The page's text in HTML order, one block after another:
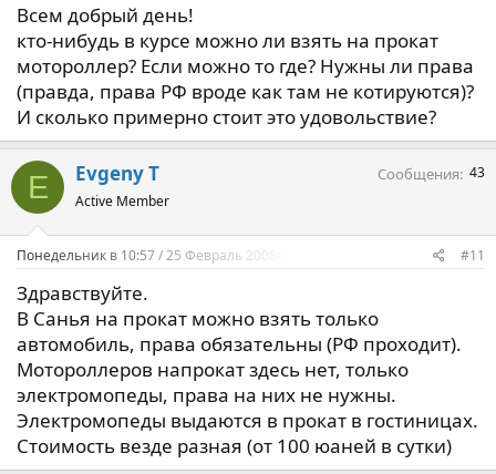
Всем добрый день!
кто-нибудь в курсе можно ли взять на прокат
мотороллер? Если можно то где? Нужны ли права
(правда, права РФ вроде как там не котируются)?
И сколько примерно стоит это удовольствие?
E Evgeny T
Active Member
Сообщения 43
Понедельник в 10:57 / 25 Февраль 2008г. #11
Здравствуйте.
В Санья на прокат можно взять только
автомобиль, права обязательны (РФ проходит).
Мотороллеров напрокат здесь нет, только
электромопеды, права на них не нужны.
Электромопеды выдаются в прокат в гостиницах.
Стоимость везде разная (от 100 юаней в сутки)